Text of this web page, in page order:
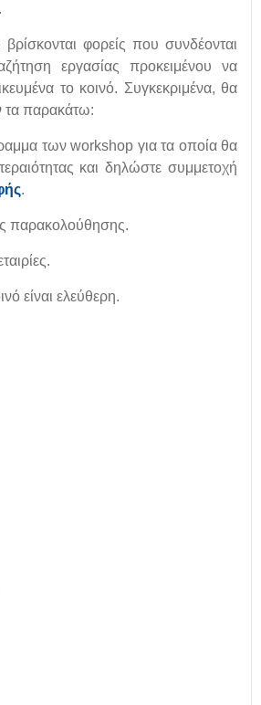
φορείς που συνδέονται
εργασίας προκειμένου να
το κοινό. Συγκεκριμένα, θα
τα παρακάτω:
των workshop για τα οποία θα
και δηλώστε συμμετοχή
.
παρακολούθησης.
είναι ελεύθερη.